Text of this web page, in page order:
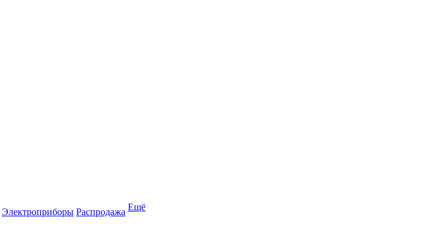
Электроприборы Распродажа Ещё